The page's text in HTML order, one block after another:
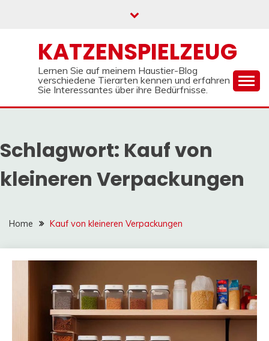
KATZENSPIELZEUG
Lernen Sie auf meinem Haustier-Blog
verschiedene Tierarten kennen und erfahren
Sie Interessantes über ihre Bedürfnisse.
Schlagwort: Kauf von
kleineren Verpackungen
Home Kauf von kleineren Verpackungen